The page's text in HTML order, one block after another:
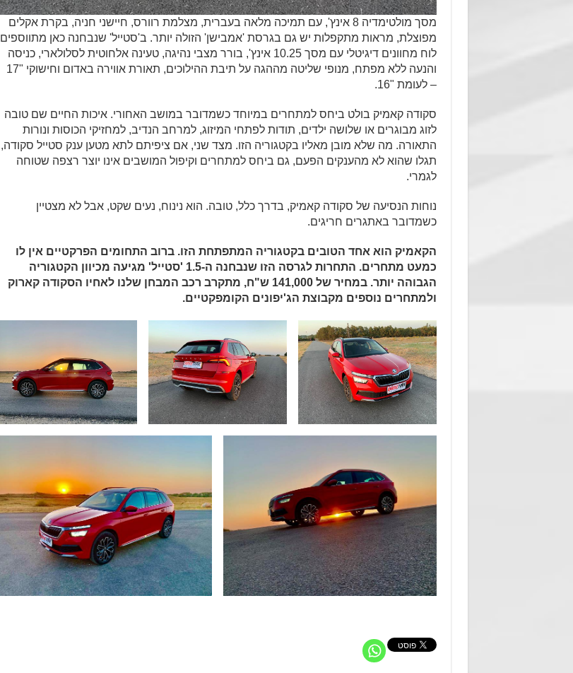
מסך מולטימדיה 8 אינץ', עם תמיכה מלאה בעברית, מצלמת רוורס, חיישני חניה, בקרת אקלים
מפוצלת, מראות מתקפלות יש גם בגרסת 'אמבישן' הזולה יותר. ב'סטייל' שנבחנה כאן מתווספים
לוח מחוונים דיגיטלי עם מסך 10.25 אינץ', בורר מצבי נהיגה, טעינה אלחוטית לסלולארי, כניסה
והנעה ללא מפתח, מנופי שליטה מההגה על תיבת ההילוכים, תאורת אווירה באדום וחישוקי "17
– לעומת "16.
סקודה קאמיק בולט ביחס למתחרים במיוחד כשמדובר במושב האחורי. איכות החיים שם טובה
לזוג מבוגרים או שלושה ילדים, תודות לפתחי המיזוג, למרחב הנדיב, למחזיקי הכוסות ונורות
התאורה. מה שלא מובן מאליו בקטגוריה הזו. מצד שני, אם ציפיתם לתא מטען ענק סטייל סקודה,
תגלו שהוא לא מהענקים הפעם, גם ביחס למתחרים וקיפול המושבים אינו יוצר רצפה שטוחה
לגמרי.
נוחות הנסיעה של סקודה קאמיק, בדרך כלל, טובה. הוא נינוח, נעים שקט, אבל לא מצטיין
כשמדובר באתגרים חריגים.
הקאמיק הוא אחד הטובים בקטגוריה המתפתחת הזו. ברוב התחומים הפרקטיים אין לו
כמעט מתחרים. התחרות לגרסה הזו שנבחנה ה-1.5 'סטייל' מגיעה מכיוון הקטגוריה
הגבוהה יותר. במחיר של 141,000 ש"ח, מתקרב רכב המבחן שלנו לאחיו הסקודה קארוק
ולמתחרים נוספים מקבוצת הג'יפונים הקומפקטיים.